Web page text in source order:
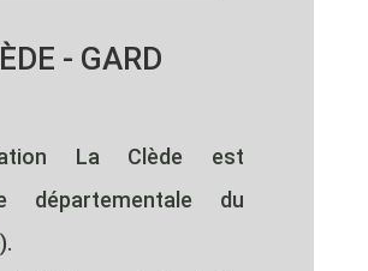
- GARD
La Clède est
départementale du